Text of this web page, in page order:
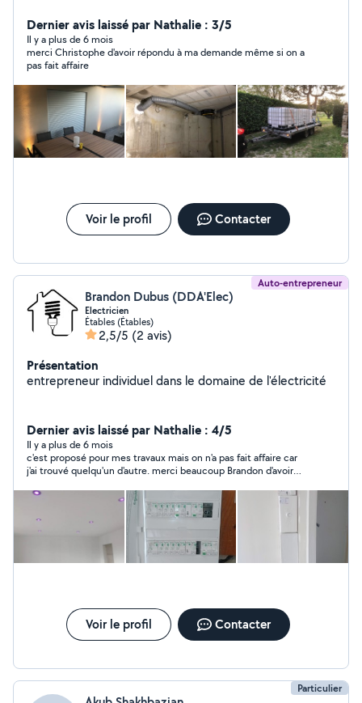
grosse avec chauffeur.
Dernier avis laissé par Nathalie : 3/5
Il y a plus de 6 mois
merci Christophe d'avoir répondu à ma demande même si on a
pas fait affaire
Voir le profil Contacter
Auto-entrepreneur
Brandon Dubus (DDA'Elec)
Electricien
Étables (Étables)
2,5/5 (2 avis)
Présentation
entrepreneur individuel dans le domaine de l'électricité
Dernier avis laissé par Nathalie : 4/5
Il y a plus de 6 mois
c'est proposé pour mes travaux mais on n'a pas fait affaire car
j'ai trouvé quelqu'un d'autre. merci beaucoup Brandon d'avoir
Voir le profil Contacter
Particulier